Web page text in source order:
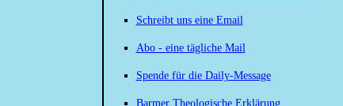
Schreibt uns eine Email
Abo - eine tägliche Mail
Spende für die Daily-Message
Barmer Theologische Erklärung